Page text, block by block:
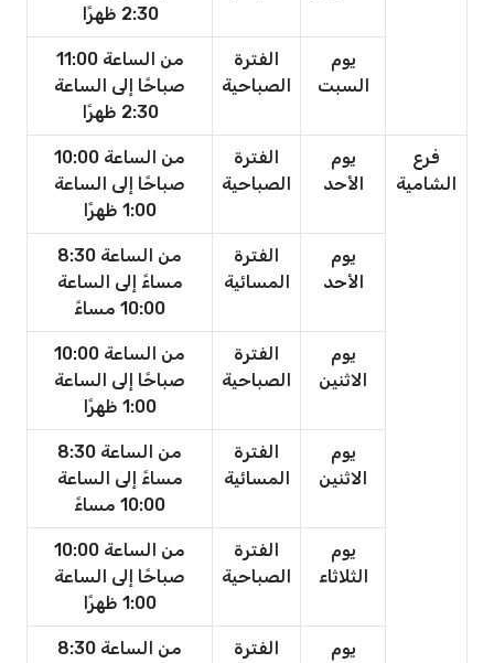
2:30 ظهرًا
يوم
السبت
الفترة
الصباحية
من الساعة 11:00
صباحًا إلى الساعة
2:30 ظهرًا
فرع
الشامية
يوم
الأحد
الفترة
الصباحية
من الساعة 10:00
صباحًا إلى الساعة
1:00 ظهرًا
يوم
الأحد
الفترة
المسائية
من الساعة 8:30
مساءً إلى الساعة
10:00 مساءً
يوم
الاثنين
الفترة
الصباحية
من الساعة 10:00
صباحًا إلى الساعة
1:00 ظهرًا
يوم
الاثنين
الفترة
المسائية
من الساعة 8:30
مساءً إلى الساعة
10:00 مساءً
يوم
الثلاثاء
الفترة
الصباحية
من الساعة 10:00
صباحًا إلى الساعة
1:00 ظهرًا
يوم
الفترة
من الساعة 8:30